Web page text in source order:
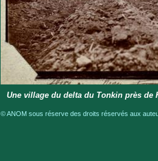
Une village du delta du Tonkin près de
© ANOM sous réserve des droits réservés aux